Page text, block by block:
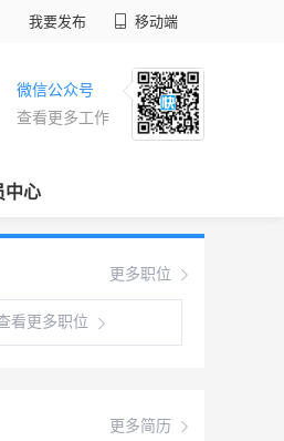
我要发布 移动端
微信公众号
查看更多工作
中心
更多职位
看更多职位
更多简历